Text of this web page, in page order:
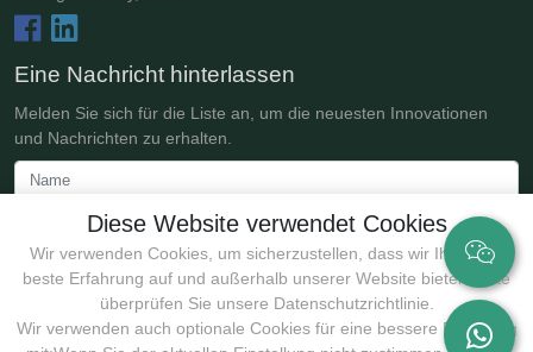
Diese Website verwendet Cookies
Wir verwenden Cookies, um sicherzustellen, dass wir Ihnen die
beste Erfahrung auf und außerhalb unserer Website bieten. Bitte
überprüfen Sie unsere Datenschutzrichtlinie.
Wir verwenden auch optionale Cookies für eine bessere Erfahrung
Eine Nachricht hinterlassen
Melden Sie sich für die Liste an, um die neuesten Innovationen
und Nachrichten zu erhalten.